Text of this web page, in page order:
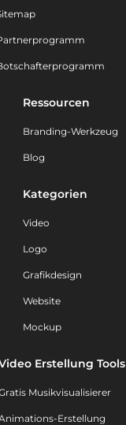
Ressourcen
Branding-Werkzeug
Blog
Kategorien
Video
Logo
Grafikdesign
Website
Mockup
Erstellung Tools
Musikvisualisierer
Erstellung